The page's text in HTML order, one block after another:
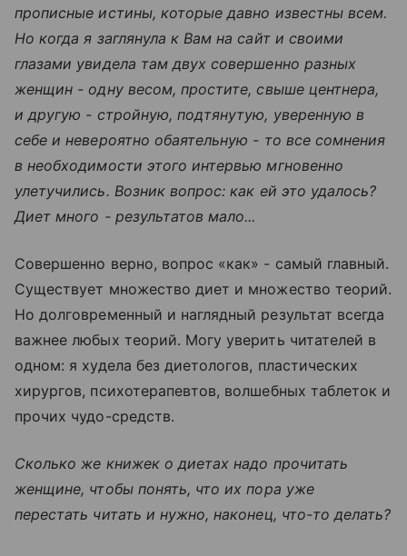
прописные истины, которые давно известны всем.
Но когда я заглянула к Вам на сайт и своими
глазами увидела там двух совершенно разных
женщин - одну весом, простите, свыше центнера,
и другую - стройную, подтянутую, уверенную в
себе и невероятно обаятельную - то все сомнения
в необходимости этого интервью мгновенно
улетучились. Возник вопрос: как ей это удалось?
Диет много - результатов мало...
Совершенно верно, вопрос «как» - самый главный.
Существует множество диет и множество теорий.
Но долговременный и наглядный результат всегда
важнее любых теорий. Могу уверить читателей в
одном: я худела без диетологов, пластических
хирургов, психотерапевтов, волшебных таблеток и
прочих чудо-средств.
Сколько же книжек о диетах надо прочитать
женщине, чтобы понять, что их пора уже
перестать читать и нужно, наконец, что-то делать?